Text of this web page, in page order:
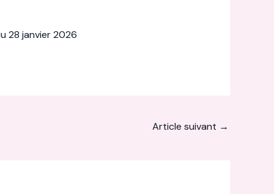
28 janvier 2026
Article suivant →